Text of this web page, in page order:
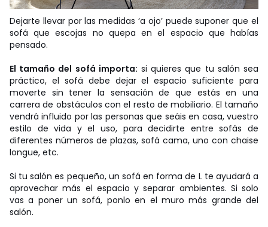
Dejarte llevar por las medidas ‘a ojo’ puede suponer que el
sofá que escojas no quepa en el espacio que habías
pensado.
El tamaño del sofá importa: si quieres que tu salón sea
práctico, el sofá debe dejar el espacio suficiente para
moverte sin tener la sensación de que estás en una
carrera de obstáculos con el resto de mobiliario. El tamaño
vendrá influido por las personas que seáis en casa, vuestro
estilo de vida y el uso, para decidirte entre sofás de
diferentes números de plazas, sofá cama, uno con chaise
longue, etc.
Si tu salón es pequeño, un sofá en forma de L te ayudará a
aprovechar más el espacio y separar ambientes. Si solo
vas a poner un sofá, ponlo en el muro más grande del
salón.